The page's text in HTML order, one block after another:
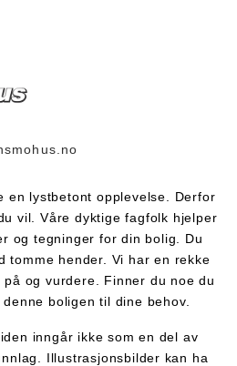
en lystbetont opplevelse. Derfor
vil. Våre dyktige fagfolk hjelper
og tegninger for din bolig. Du
tomme hender. Vi har en rekke
og vurdere. Finner du noe du
boligen til dine behov.
inngår ikke som en del av
Illustrasjonsbilder kan ha